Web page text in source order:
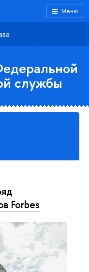
Меню
службы
Forbes